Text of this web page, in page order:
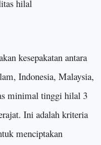
hilal
kesepakatan antara
Indonesia, Malaysia,
minimal tinggi hilal 3
Ini adalah kriteria
menciptakan